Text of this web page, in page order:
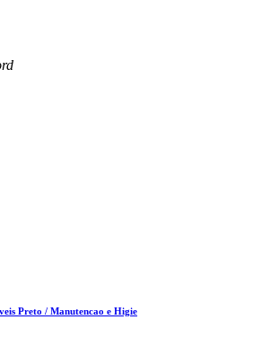
Preto / Manutencao e Higie